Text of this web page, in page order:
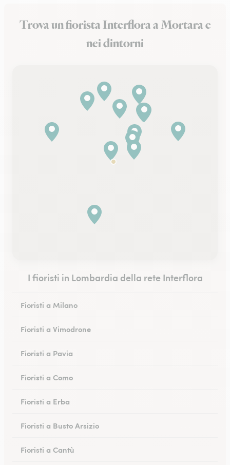
Trova un fiorista Interflora a Mortara e
nei dintorni
I fioristi in Lombardia della rete Interflora
Fioristi a Milano
Fioristi a Vimodrone
Fioristi a Pavia
Fioristi a Como
Fioristi a Erba
Fioristi a Busto Arsizio
Fioristi a Cantù